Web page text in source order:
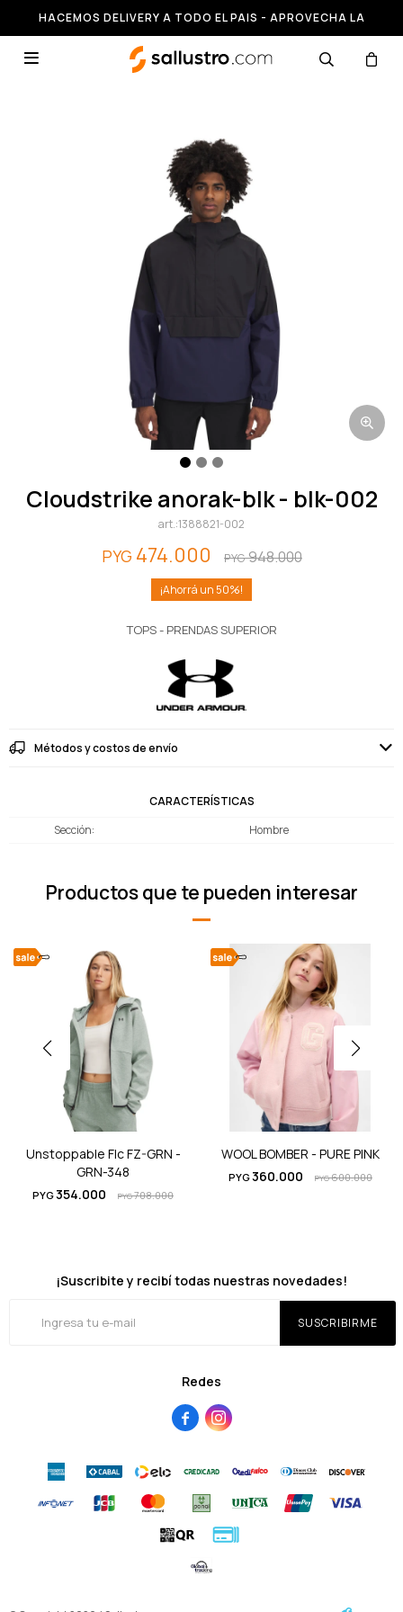
HACEMOS DELIVERY A TODO EL PAIS - APROVECHA LA
RUNNING HASTA 50% OFF

cloudstrike anorak-blk - blk-002
1388821-002
PYG 474.000 PYG948.000
50
TOPS - PRENDAS SUPERIOR
Métodos y costos de envío
CARACTERÍSTICAS
Sección
Hombre
Productos que te pueden interesar
Unstoppable Flc FZ-GRN -
GRN-348
PYG354.000 PYG708.000
WOOL BOMBER - PURE PINK
PYG360.000 PYG600.000
Redes
 
¡Suscribite y recibí todas nuestras novedades!
SUSCRIBIRME